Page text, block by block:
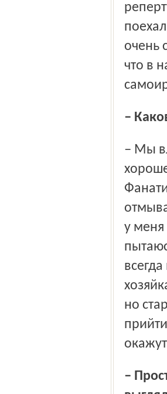
очень
что в
–
– Мы влезли в огромные долги, купили новую квартиру в
у меня
но
– Простите великодушно, не поверю: любители покушать